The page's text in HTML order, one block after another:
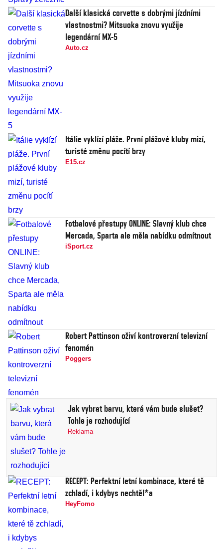
Další klasická corvette s dobrými jízdními
vlastnostmi? Mitsuoka znovu využije
legendární MX-5
Auto.cz
Itálie vyklízí pláže. První plážové kluby mizí,
turisté změnu pocítí brzy
E15.cz
Fotbalové přestupy ONLINE: Slavný klub chce
Mercada, Sparta ale měla nabídku odmítnout
iSport.cz
Robert Pattinson oživí kontroverzní televizní
fenomén
Poggers
Jak vybrat barvu, která vám bude slušet?
Tohle je rozhodující
Reklama
RECEPT: Perfektní letní kombinace, které tě
zchladí, i kdybys nechtěl*a
HeyFomo